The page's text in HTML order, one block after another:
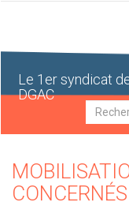
Le 1er syndicat
DGAC